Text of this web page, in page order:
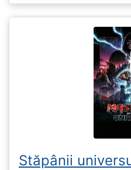
Stăpânii